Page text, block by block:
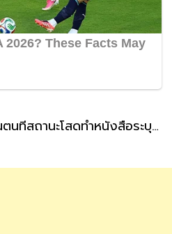
ประกันสังคม แนะผู้ประกันตนที่สถานะโสดทำหนังสือระบุผู้รับเงินสงเคราะห์ กรณีตายล่วงหน้า